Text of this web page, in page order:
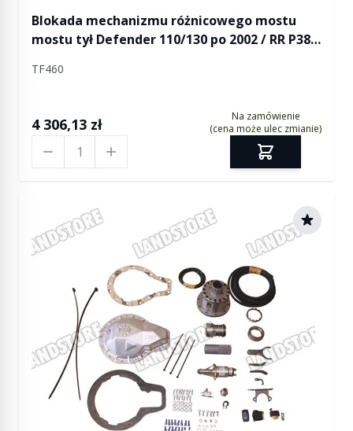
Blokada mechanizmu różnicowego mostu
mostu tył Defender 110/130 po 2002 / RR P38
TF460
4 306,13 zł
Na zamówienie
(cena może ulec zmianie)